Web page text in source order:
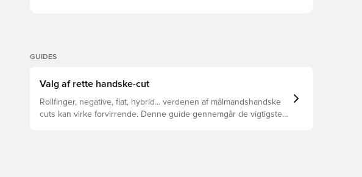
GUIDES
Valg af rette handske-cut
Rollfinger, negative, flat, hybrid... verdenen af målmandshandske
cuts kan virke forvirrende. Denne guide gennemgår de vigtigste